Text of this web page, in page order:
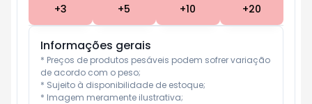
+3 +5 +10 +20
Informações gerais
* Preços de produtos pesáveis podem sofrer variação
de acordo com o peso;
* Sujeito à disponibilidade de estoque;
* Imagem meramente ilustrativa;